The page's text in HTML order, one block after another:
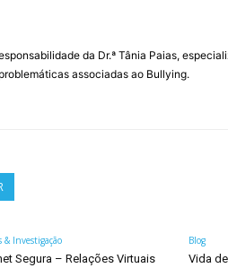
da Dr.ª Tânia Paias,
associadas ao Bullying.
& Investigação
Segura – Relações Virtuais
Blog
Vida